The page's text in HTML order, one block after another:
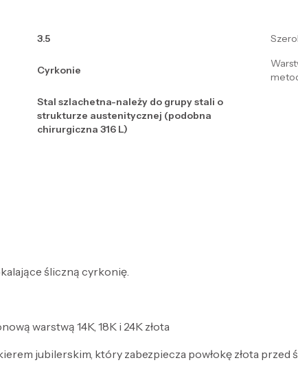
3.5
Cyrkonie
Stal szlachetna-należy do grupy stali o
strukturze austenitycznej (podobna
chirurgiczna 316 L)
śliczną cyrkonię.
warstwą 14K, 18K i 24K złota
jubilerskim, który zabezpiecza powłokę złota przed